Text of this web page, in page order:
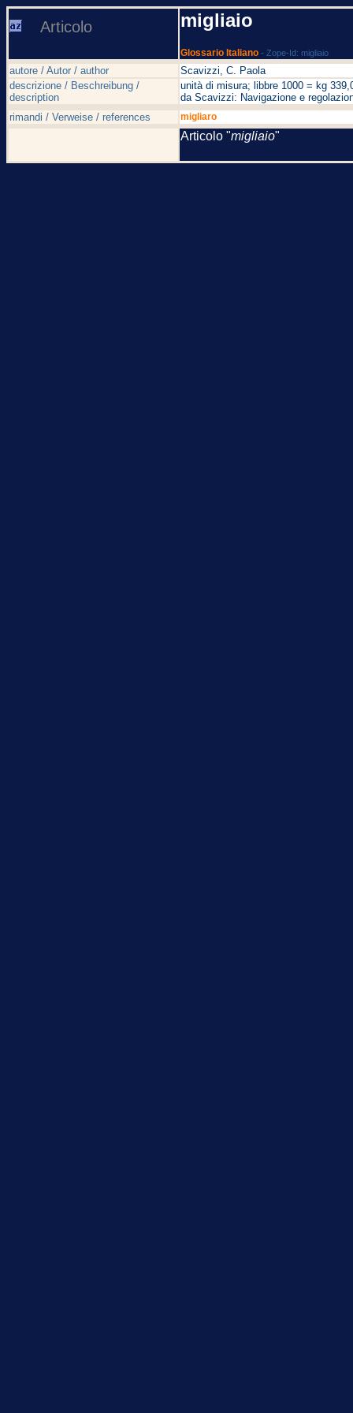
Articolo migliaio
Glossario Italiano - Zope-Id: migliaio
autore / Autor / author
Scavizzi, C. Paola
descrizione / Beschreibung /
description
unità di misura; libbre 1000 = kg
da Scavizzi: Navigazione e
rimandi / Verweise / references
migliaro
Articolo "migliaio"